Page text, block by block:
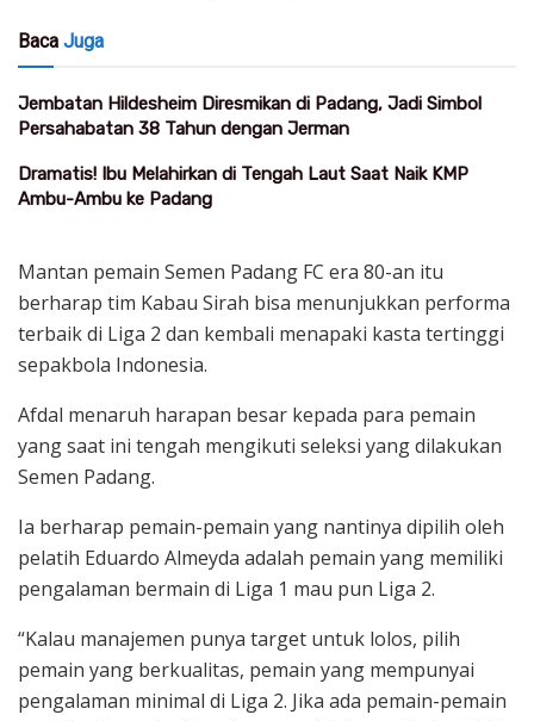
Baca Juga
Jembatan Hildesheim Diresmikan di Padang, Jadi Simbol
Persahabatan 38 Tahun dengan Jerman
Dramatis! Ibu Melahirkan di Tengah Laut Saat Naik KMP
Ambu-Ambu ke Padang
Mantan pemain Semen Padang FC era 80-an itu
berharap tim Kabau Sirah bisa menunjukkan performa
terbaik di Liga 2 dan kembali menapaki kasta tertinggi
sepakbola Indonesia.
Afdal menaruh harapan besar kepada para pemain
yang saat ini tengah mengikuti seleksi yang dilakukan
Semen Padang.
Ia berharap pemain-pemain yang nantinya dipilih oleh
pelatih Eduardo Almeyda adalah pemain yang memiliki
pengalaman bermain di Liga 1 mau pun Liga 2.
“Kalau manajemen punya target untuk lolos, pilih
pemain yang berkualitas, pemain yang mempunyai
pengalaman minimal di Liga 2. Jika ada pemain-pemain